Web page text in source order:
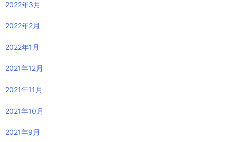
2022年3月
2022年2月
2022年1月
2021年12月
2021年11月
2021年10月
2021年9月